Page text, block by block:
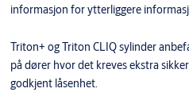
informasjon for ytterliggere
Triton+ og Triton CLIQ sylinder
på dører hvor det kreves ekstra
godkjent låsenhet.